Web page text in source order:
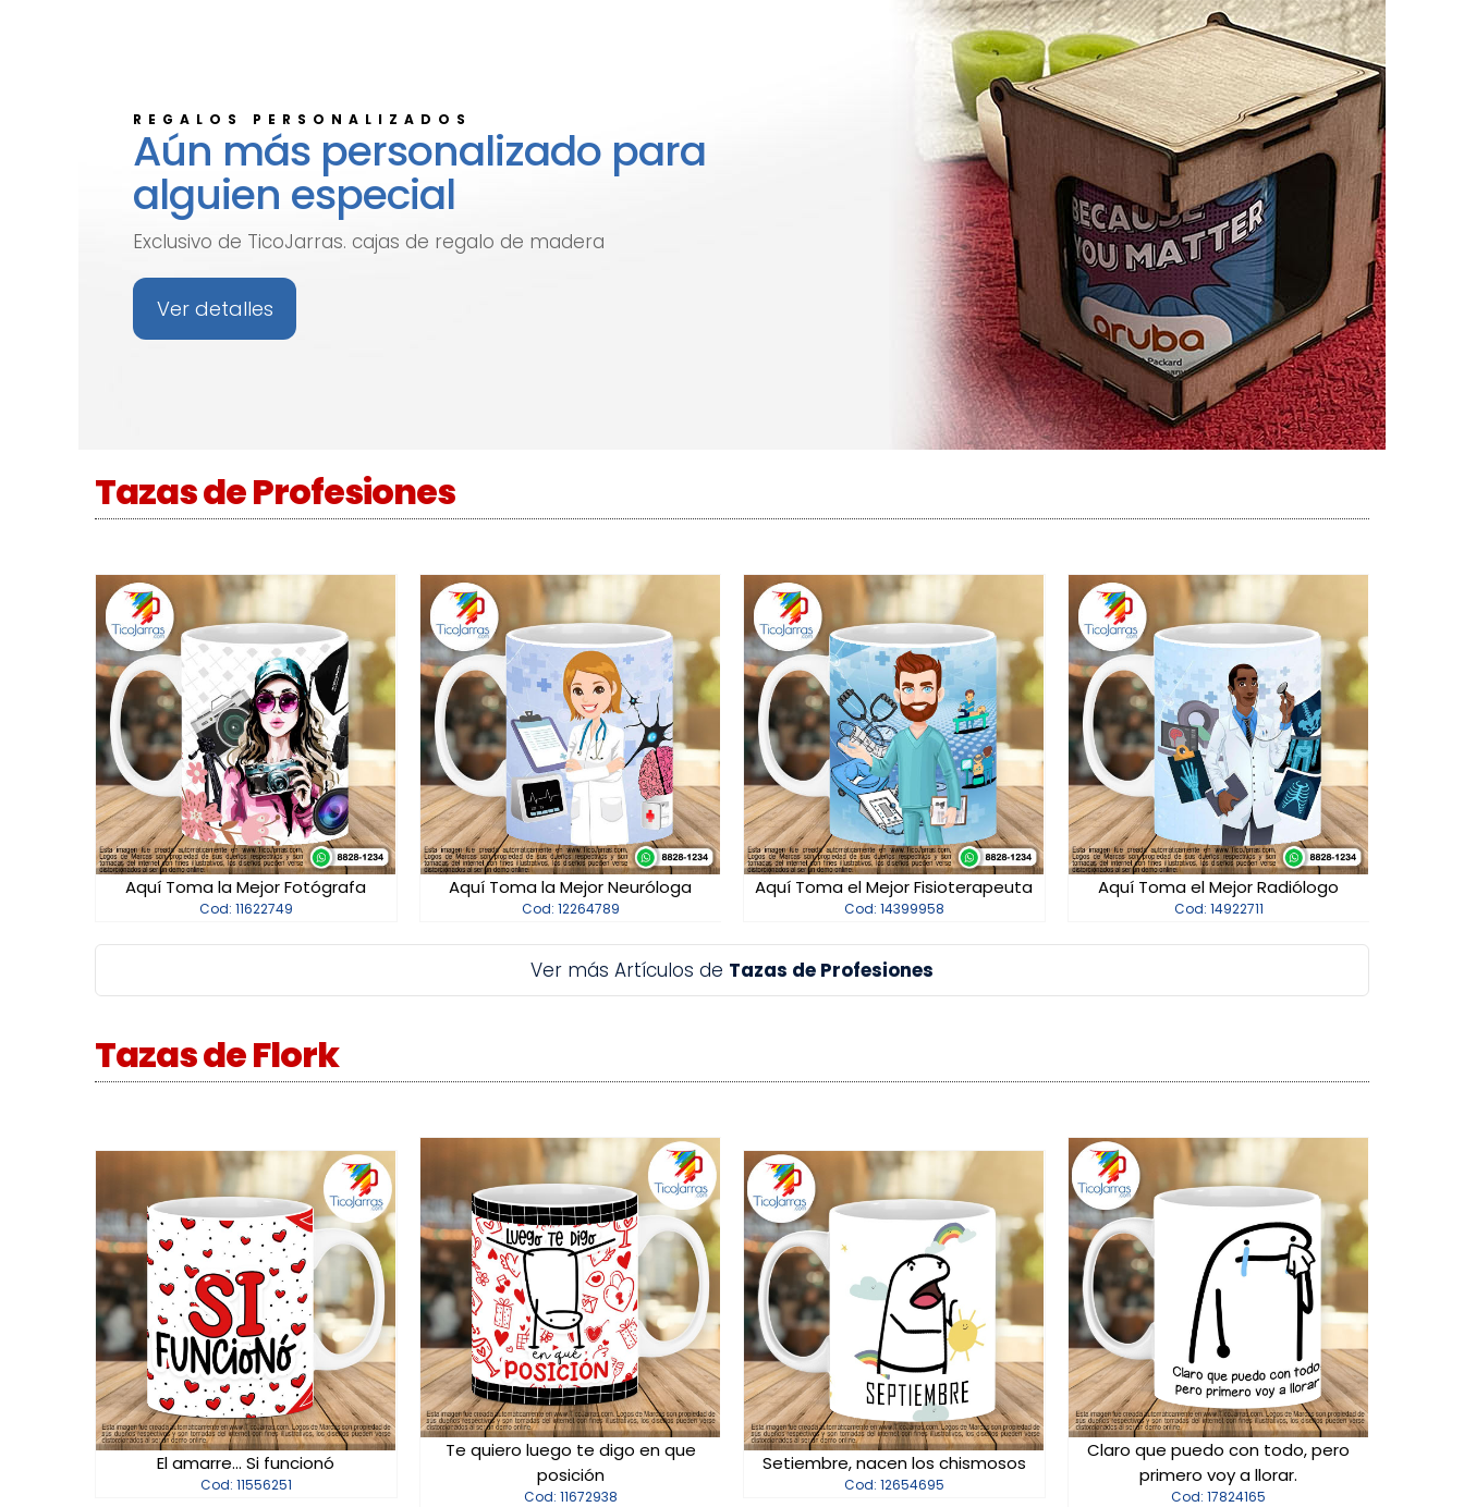
REGALOS PERSONALIZADOS
Aún más personalizado para
alguien especial
Exclusivo de TicoJarras. cajas de regalo de madera
Ver detalles
Tazas de Profesiones
Aquí Toma la Mejor Fotógrafa
Cod: 11622749
Aquí Toma la Mejor Neuróloga
Cod: 12264789
Aquí Toma el Mejor Fisioterapeuta
Cod: 14399958
Aquí Toma el Mejor Radiólogo
Cod: 14922711
Ver más Artículos de Tazas de Profesiones
Tazas de Flork
El amarre... Si funcionó
Cod: 11556251
Te quiero luego te digo en que
posición
Cod: 11672938
Setiembre, nacen los chismosos
Cod: 12654695
Claro que puedo con todo, pero
primero voy a llorar.
Cod: 17824165